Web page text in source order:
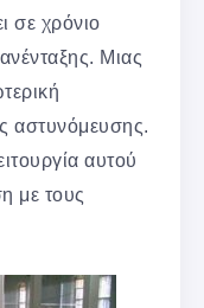
σε χρόνιο
Μιας
αστυνόμευσης.
αυτού
με τους